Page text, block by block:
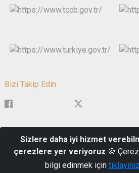
Bizi Takip Edin
/ MANİSA
0 236 231 37 27
Sizlere daha iyi hizmet
çerezlere yer veriyoruz 🍪
bilgi edinmek için tıklayınız